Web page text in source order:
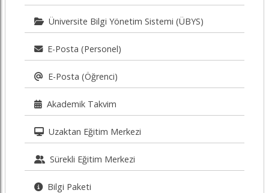
Üniversite Bilgi Yönetim Sistemi (ÜBYS)
E-Posta (Personel)
E-Posta (Öğrenci)
Akademik Takvim
Uzaktan Eğitim Merkezi
Sürekli Eğitim Merkezi
Bilgi Paketi